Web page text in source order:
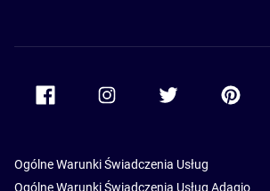
Accor Facebook Accor TwitterAccor
Ogólne Warunki Świadczenia Usług
Ogólne Warunki Świadczenia Usług Adagio